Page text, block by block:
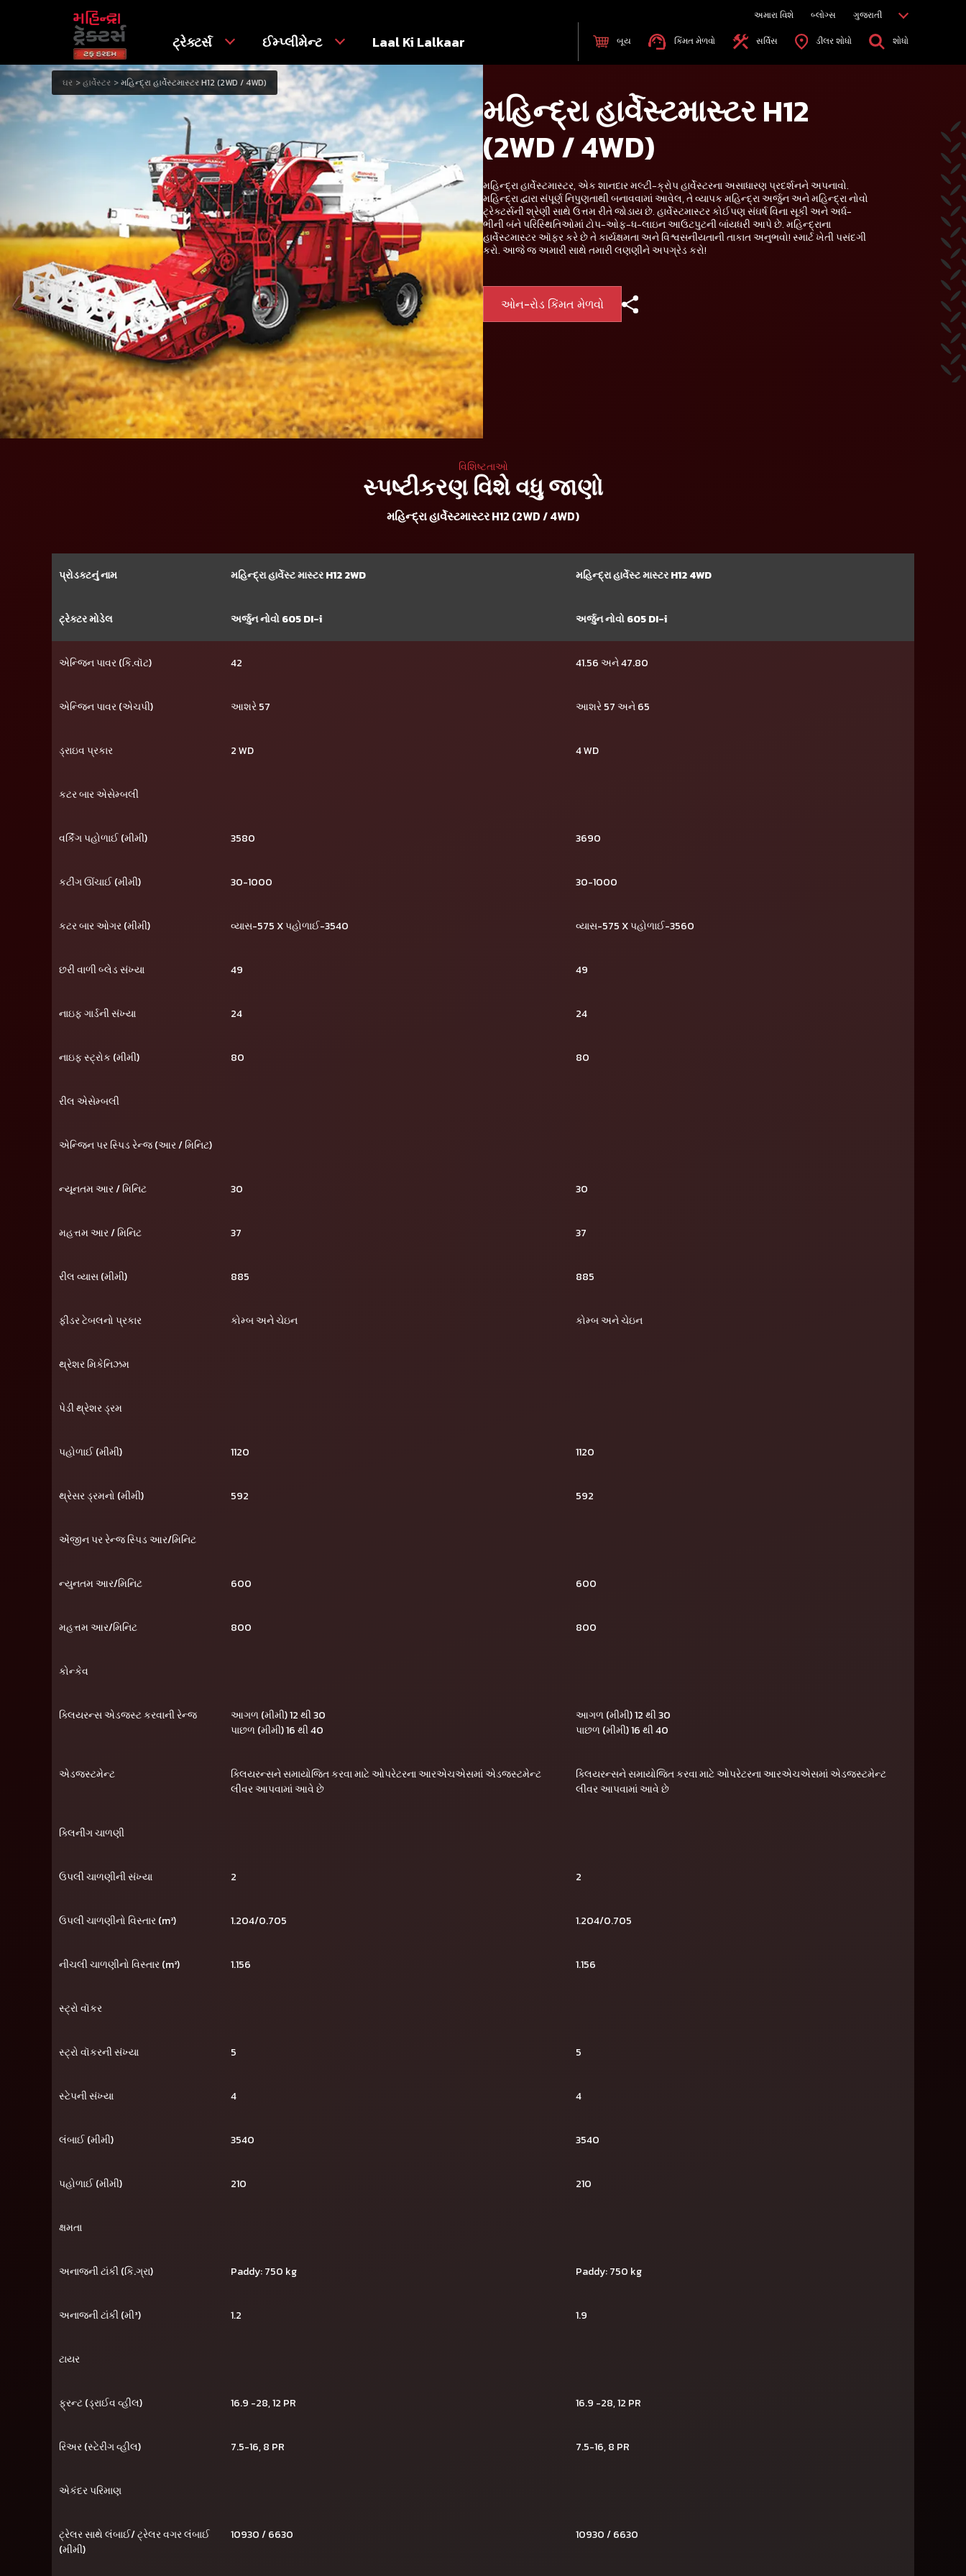
અમારા વિશે બ્લોગ્સ ગુજરાતી
ટ્રેક્ટર્સ ઈમ્પ્લીમેન્ટ Laal Ki Lalkaar બૂય કિંમત મેળવો સર્વિસ ડીલર શોધો શોધો
ઘર હાર્વેસ્ટર મહિન્દ્રા હાર્વેસ્ટમાસ્ટર H12 (2WD / 4WD)
મહિન્દ્રા હાર્વેસ્ટમાસ્ટર H12
(2WD / 4WD)
મહિન્દ્રા હાર્વેસ્ટમાસ્ટર, એક શાનદાર મલ્ટી-ક્રોપ હાર્વેસ્ટરના અસાધારણ પ્રદર્શનને અપનાવો.
મહિન્દ્રા દ્વારા સંપૂર્ણ નિપુણતાથી બનાવવામાં આવેલ, તે વ્યાપક મહિન્દ્રા અર્જુન અને મહિન્દ્રા નોવો
ટ્રેક્ટર્સની શ્રેણી સાથે ઉત્તમ રીતે જોડાય છે. હાર્વેસ્ટમાસ્ટર કોઈપણ સંઘર્ષ વિના સૂકી અને અર્ધ-
ભીની બંને પરિસ્થિતિઓમાં ટોપ-ઓફ-ધ-લાઇન આઉટપુટની બાંયધરી આપે છે. મહિન્દ્રાના
હાર્વેસ્ટમાસ્ટર ઑફર કરે છે તે કાર્યક્ષમતા અને વિશ્વસનીયતાની તાકાત અનુભવો! સ્માર્ટ ખેતી પસંદગી
કરો. આજે જ અમારી સાથે તમારી લણણીને અપગ્રેડ કરો!
ઓન-રોડ કિંમત મેળવો
વિશિષ્ટતાઓ
સ્પષ્ટીકરણ વિશે વધુ જાણો
મહિન્દ્રા હાર્વેસ્ટમાસ્ટર H12 (2WD / 4WD)
પ્રોડક્ટનું નામ મહિન્દ્રા હાર્વેસ્ટ માસ્ટર H12 2WD મહિન્દ્રા હાર્વેસ્ટ માસ્ટર H12 4WD
ટ્રેક્ટર મોડેલ અર્જુન નોવો 605 DI-i અર્જુન નોવો 605 DI-i
એન્જિન પાવર (કિ.વૉટ) 42 41.56 અને 47.80
એન્જિન પાવર (એચપી) આશરે 57 આશરે 57 અને 65
ડ્રાઇવ પ્રકાર 2 WD 4 WD
કટર બાર એસેમ્બલી
વર્કિંગ પહોળાઈ (મીમી) 3580 3690
કટીંગ ઊંચાઈ (મીમી) 30-1000 30-1000
કટર બાર ઓગર (મીમી) વ્યાસ-575 X પહોળાઈ-3540 વ્યાસ-575 X પહોળાઈ-3560
છરી વાળી બ્લેડ સંખ્યા 49 49
નાઇફ ગાર્ડની સંખ્યા 24 24
નાઇફ સ્ટ્રોક (મીમી) 80 80
રીલ એસેમ્બલી
એન્જિન પર સ્પિડ રેન્જ (આર / મિનિટ)
ન્યૂનતમ આર / મિનિટ 30 30
મહત્તમ આર / મિનિટ 37 37
રીલ વ્યાસ (મીમી) 885 885
ફીડર ટેબલનો પ્રકાર કોમ્બ અને ચેઇન કોમ્બ અને ચેઇન
થ્રેશર મિકેનિઝમ
પેડી થ્રેશર ડ્રમ
પહોળાઈ (મીમી) 1120 1120
થ્રેસર ડ્રમનો (મીમી) 592 592
એંજીન પર રેન્જ સ્પિડ આર/મિનિટ
ન્યુનતમ આર/મિનિટ 600 600
મહત્તમ આર/મિનિટ 800 800
કોન્કેવ
ક્લિયરન્સ એડજસ્ટ કરવાની રેન્જ
આગળ (મીમી) 12 થી 30
પાછળ (મીમી) 16 થી 40
આગળ (મીમી) 12 થી 30
પાછળ (મીમી) 16 થી 40
એડજસ્ટમેન્ટ
ક્લિયરન્સને સમાયોજિત કરવા માટે ઓપરેટરના આરએચએસમાં એડજસ્ટમેન્ટ
લીવર આપવામાં આવે છે
ક્લિયરન્સને સમાયોજિત કરવા માટે ઓપરેટરના આરએચએસમાં એડજસ્ટમેન્ટ
લીવર આપવામાં આવે છે
ક્લિનીંગ ચાળણી
ઉપલી ચાળણીની સંખ્યા 2 2
ઉપલી ચાળણીનો વિસ્તાર (m²) 1.204/0.705 1.204/0.705
નીચલી ચાળણીનો વિસ્તાર (m²) 1.156 1.156
સ્ટ્રો વૉકર
સ્ટ્રો વૉકરની સંખ્યા 5 5
સ્ટેપની સંખ્યા 4 4
લંબાઈ (મીમી) 3540 3540
પહોળાઈ (મીમી) 210 210
ક્ષમતા
અનાજની ટાંકી (કિ.ગ્રા) Paddy: 750 kg Paddy: 750 kg
અનાજની ટાંકી (મી³) 1.2 1.9
ટાયર
ફ્રન્ટ (ડ્રાઈવ વ્હીલ) 16.9 -28, 12 PR 16.9 -28, 12 PR
રિઅર (સ્ટેરીંગ વ્હીલ) 7.5-16, 8 PR 7.5-16, 8 PR
એકંદર પરિમાણ
ટ્રેલર સાથે લંબાઈ/ ટ્રેલર વગર લંબાઈ
(મીમી)
10930 / 6630 10930 / 6630